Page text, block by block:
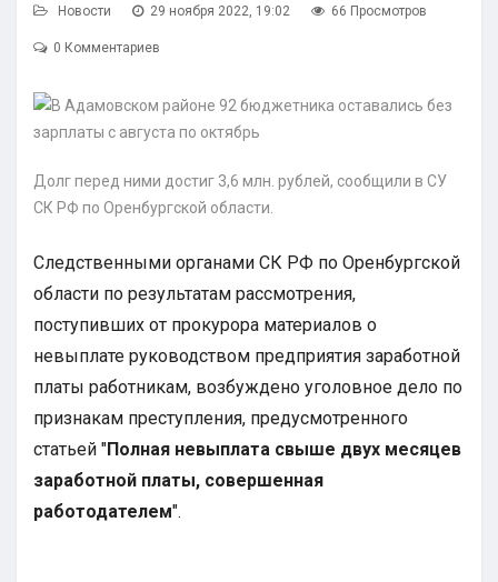
Новости 29 ноября 2022, 19:02 66 Просмотров
0 Комментариев
Долг перед ними достиг 3,6 млн. рублей, сообщили в СУ
СК РФ по Оренбургской области.
Следственными органами СК РФ по Оренбургской
области по результатам рассмотрения,
поступивших от прокурора материалов о
невыплате руководством предприятия заработной
платы работникам, возбуждено уголовное дело по
признакам преступления, предусмотренного
статьей "Полная невыплата свыше двух месяцев
заработной платы, совершенная
работодателем".